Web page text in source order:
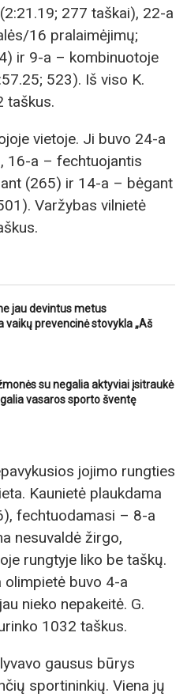
277 taškai), 22-a
16 pralaimėjimų;
ir 9-a – kombinuotoje
523). Iš viso K.
taškus.
vietoje. Ji buvo 24-a
16-a – fechtuojantis
(265) ir 14-a – bėgant
Varžybas vilnietė
jau devintus metus
vaikų prevencinė stovykla „Aš
su negalia aktyviai įsitraukė
vasaros sporto šventę
jojimo rungties
Kaunietė plaukdama
fechtuodamasi – 8-a
nesuvaldė žirgo,
rungtyje liko be taškų.
olimpietė buvo 4-a
nieko nepakeitė. G.
1032 taškus.
gausus būrys
sportininkių. Viena jų